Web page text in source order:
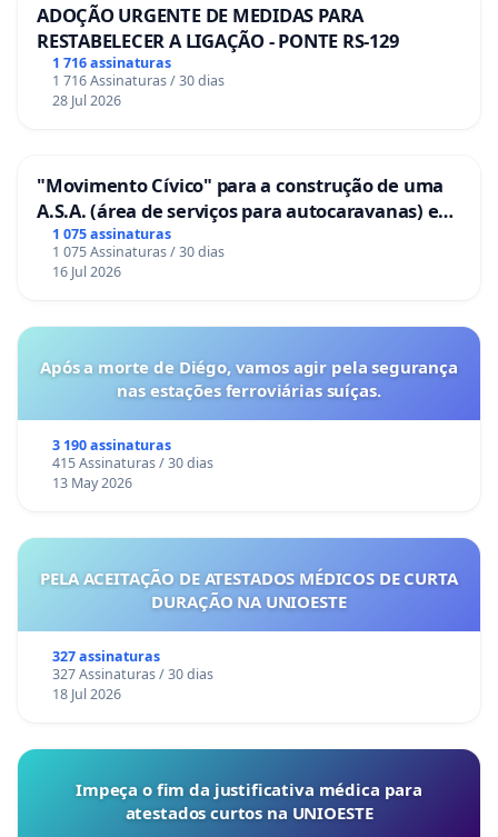
ADOÇÃO URGENTE DE MEDIDAS PARA
RESTABELECER A LIGAÇÃO - PONTE RS-129
1 716 assinaturas
1 716 Assinaturas / 30 dias
28 Jul 2026
"Movimento Cívico" para a construção de uma
A.S.A. (área de serviços para autocaravanas) em
Coimbra
1 075 assinaturas
1 075 Assinaturas / 30 dias
16 Jul 2026
Após a morte de Diégo, vamos agir pela segurança
nas estações ferroviárias suíças.
3 190 assinaturas
415 Assinaturas / 30 dias
13 May 2026
PELA ACEITAÇÃO DE ATESTADOS MÉDICOS DE CURTA
DURAÇÃO NA UNIOESTE
327 assinaturas
327 Assinaturas / 30 dias
18 Jul 2026
Impeça o fim da justificativa médica para
atestados curtos na UNIOESTE